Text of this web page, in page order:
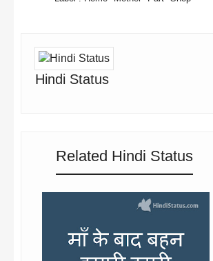
Hindi Status
Related Hindi Status